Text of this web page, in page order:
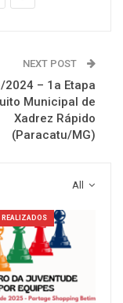
NEXT POST
2024 – 1a Etapa
Municipal de
Xadrez Rápido
(Paracatu/MG)
All
REALIZADOS